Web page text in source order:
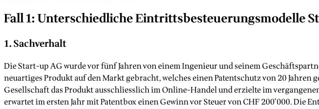
Fall 1: Unterschiedliche Eintrittsbesteuerungsmodelle
1. Sachverhalt
Die Start-up AG wurde vor fünf Jahren von einem Ingenieur und seinem
neuartiges Produkt auf den Markt gebracht, welches einen Patentschutz von 20
Gesellschaft das Produkt ausschliesslich im Online-Handel und erzielte im
erwartet im ersten Jahr mit Patentbox einen Gewinn vor Steuer von CHF 200’000. Die